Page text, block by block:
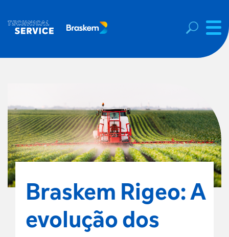
Braskem Rigeo: A
evolução dos